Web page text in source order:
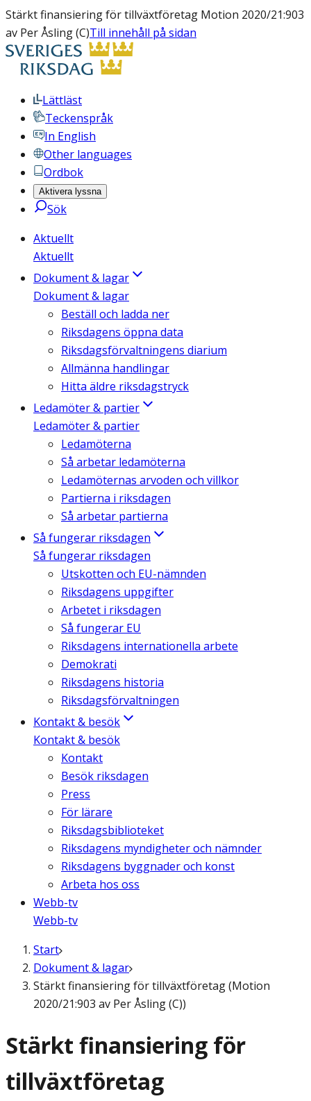
Stärkt finansiering för tillväxtföretag Motion 2020/21:903
av Per Åsling (C)Till innehåll på sidan
Lättläst
Teckenspråk
In English
Other languages
Ordbok
Aktivera lyssna
Sök
Aktuellt
Aktuellt
Dokument & lagar
Dokument & lagar
Beställ och ladda ner
Riksdagens öppna data
Riksdagsförvaltningens diarium
Allmänna handlingar
Hitta äldre riksdagstryck
Ledamöter & partier
Ledamöter & partier
Ledamöterna
Så arbetar ledamöterna
Ledamöternas arvoden och villkor
Partierna i riksdagen
Så arbetar partierna
Så fungerar riksdagen
Så fungerar riksdagen
Utskotten och EU-nämnden
Riksdagens uppgifter
Arbetet i riksdagen
Så fungerar EU
Riksdagens internationella arbete
Demokrati
Riksdagens historia
Riksdagsförvaltningen
Kontakt & besök
Kontakt & besök
Kontakt
Besök riksdagen
Press
För lärare
Riksdagsbiblioteket
Riksdagens myndigheter och nämnder
Riksdagens byggnader och konst
Arbeta hos oss
Webb-tv
Webb-tv
Start
Dokument & lagar
Stärkt finansiering för tillväxtföretag (Motion
2020/21:903 av Per Åsling (C))
Stärkt finansiering för
tillväxtföretag